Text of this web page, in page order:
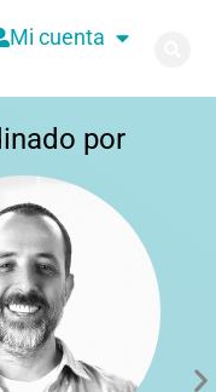
Mi cuenta
por